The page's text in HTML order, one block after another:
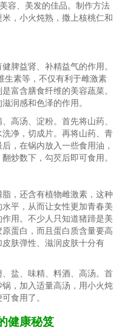
容、美发的佳品。制作方法
，小火炖熟，撒上核桃仁和
益肾、补精益气的作用。
生素等，不仅有利于雌激素
富含膳食纤维的美容蔬菜。
润感和色泽的作用。
汤、淀粉。首先将山药、
净，切成片。再将山药、青
，在锅内放入一些食用油，
炒数下，勾芡后即可食用。
，还含有植物雌激素，这种
平，从而让女性更加青春美
用。不少人只知道猪蹄是美
蛋白，而且蛋白质含量要高
肤弹性、滋润皮肤十分有
盐、味精、料酒、高汤。首
，加入适量高汤，用小火炖
食用了。
健康秘笈